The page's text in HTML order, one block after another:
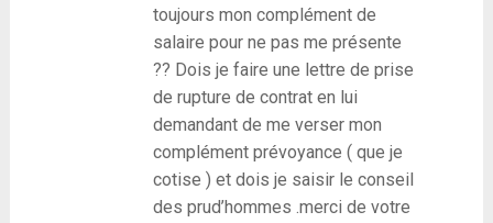
toujours mon complément de
salaire pour ne pas me présente
?? Dois je faire une lettre de prise
de rupture de contrat en lui
demandant de me verser mon
complément prévoyance ( que je
cotise ) et dois je saisir le conseil
des prud’hommes .merci de votre